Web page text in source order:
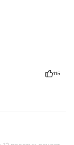
115